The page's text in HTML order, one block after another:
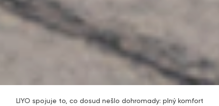
LIYO spojuje to, co dosud nešlo dohromady: plný komfort